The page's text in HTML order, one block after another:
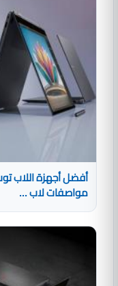
مواصفات لاب ...